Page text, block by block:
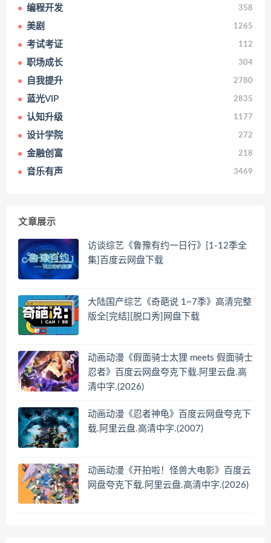
编程开发 358
美剧 1265
考试考证 112
职场成长 304
自我提升 2780
蓝光VIP 2835
认知升级 1177
设计学院 272
金融创富 218
音乐有声 3469
文章展示
访谈综艺《鲁豫有约一日行》[1-12季全
集]百度云网盘下载
大陆国产综艺《奇葩说 1~7季》高清完整
版全[完结][脱口秀]网盘下载
动画动漫《假面骑士太狸 meets 假面骑士
忍者》百度云网盘夸克下载.阿里云盘.高
清中字.(2026)
动画动漫《忍者神龟》百度云网盘夸克下
载.阿里云盘.高清中字.(2007)
动画动漫《开拍啦！怪兽大电影》百度云
网盘夸克下载.阿里云盘.高清中字.(2026)